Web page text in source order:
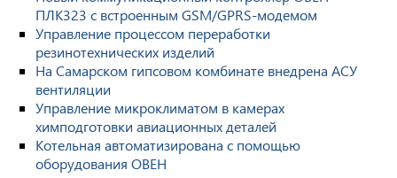
ПЛК323 с встроенным GSM/GPRS-модемом
Управление процессом переработки
резинотехнических изделий
На Самарском гипсовом комбинате внедрена АСУ
вентиляции
Управление микроклиматом в камерах
химподготовки авиационных деталей
Котельная автоматизирована с помощью
оборудования ОВЕН